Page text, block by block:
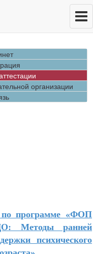
организации
программе «ФОП
ранней
психического